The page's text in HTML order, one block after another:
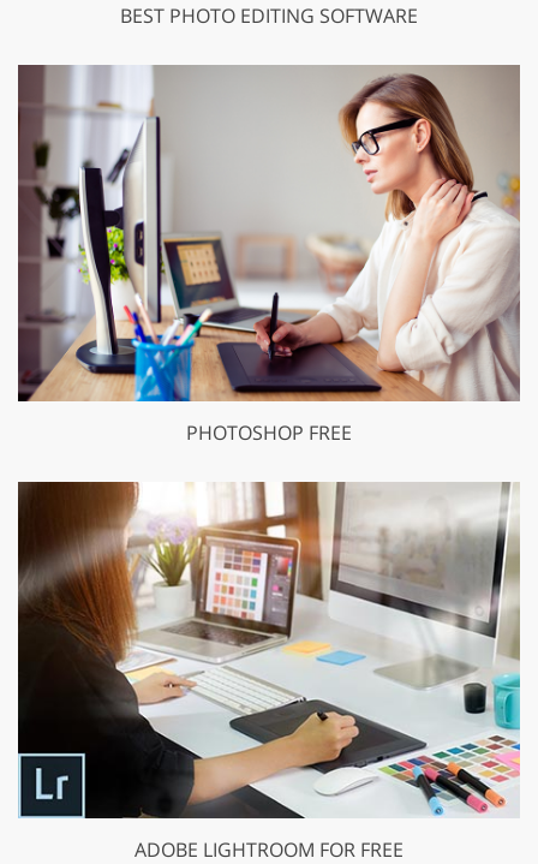
BEST PHOTO EDITING SOFTWARE
PHOTOSHOP FREE
ADOBE LIGHTROOM FOR FREE
GET 50% OFF CREATIVE CLOUD